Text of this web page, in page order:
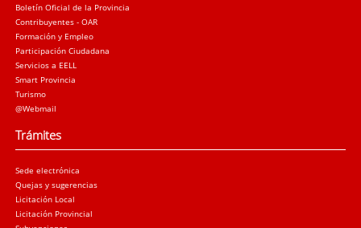
Boletín Oficial de la Provincia
Contribuyentes - OAR
Formación y Empleo
Participación Ciudadana
Servicios a EELL
Smart Provincia
Turismo
@Webmail
Trámites
Sede electrónica
Quejas y sugerencias
Licitación Local
Licitación Provincial